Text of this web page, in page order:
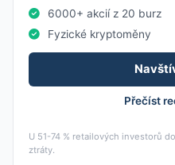
6000+ akcií z 20 burz
Fyzické kryptoměny
Přečíst
U 51-74 % retailových investorů
ztráty.